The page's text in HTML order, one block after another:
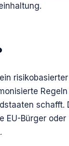
EU-Bürger